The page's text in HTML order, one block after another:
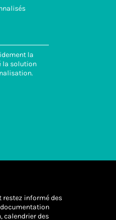
la
la solution
restez informé des
calendrier des